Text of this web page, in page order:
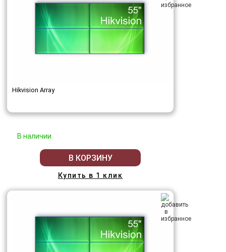
Hikvision Array
В наличии
В КОРЗИНУ
Купить в 1 клик